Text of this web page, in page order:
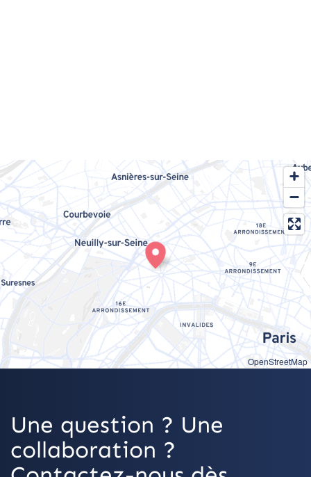
OpenStreetMap
Une question ? Une
collaboration ?